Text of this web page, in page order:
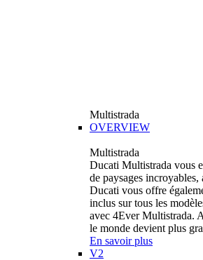
Multistrada
OVERVIEW
Multistrada
Ducati Multistrada vous
de paysages incroyables,
Ducati vous offre
inclus sur tous les
avec 4Ever Multistrada.
le monde devient plus
En savoir plus
V2